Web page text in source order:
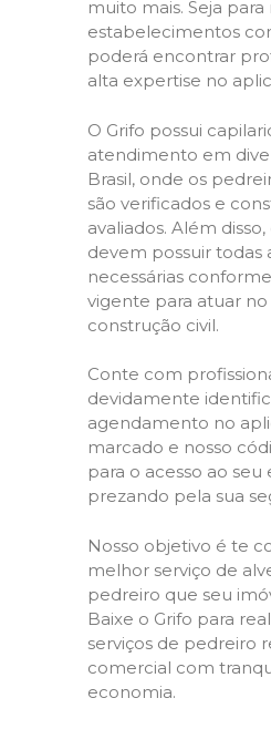
muito mais. Seja
estabelecimentos
poderá encontrar
alta expertise no
O Grifo possui
atendimento em
Brasil, onde os
são verificados e
avaliados. Além
devem possuir todas
necessárias
vigente para atuar
construção civil.
Conte com
devidamente
agendamento no
marcado e nosso
para o acesso ao seu
prezando pela sua
Nosso objetivo é te
melhor serviço de
pedreiro que seu
Baixe o Grifo para
serviços de pedreiro
comercial com
economia.